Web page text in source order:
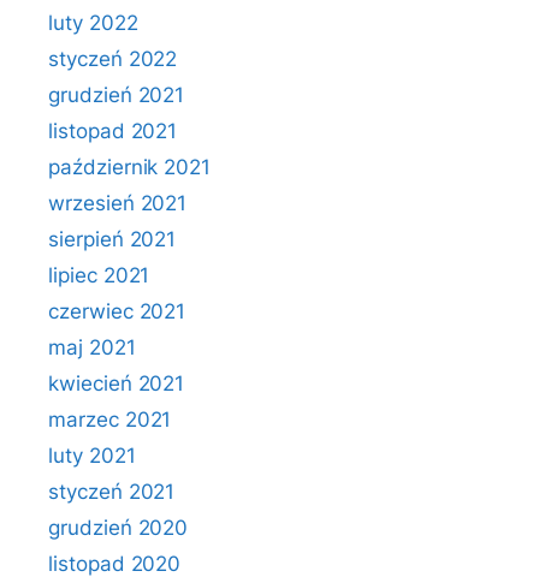
luty 2022
styczeń 2022
grudzień 2021
listopad 2021
październik 2021
wrzesień 2021
sierpień 2021
lipiec 2021
czerwiec 2021
maj 2021
kwiecień 2021
marzec 2021
luty 2021
styczeń 2021
grudzień 2020
listopad 2020